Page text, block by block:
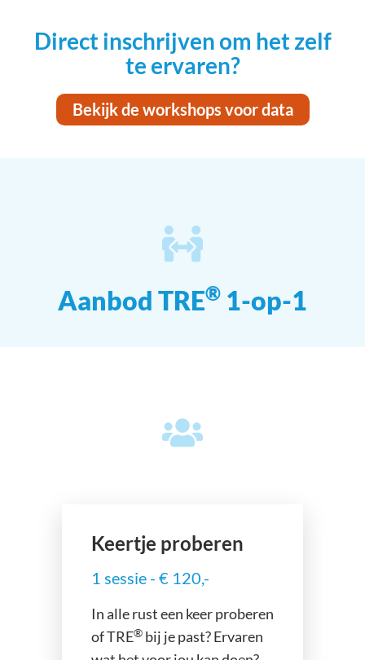
Direct inschrijven om het zelf
te ervaren?
Bekijk de workshops voor data
Aanbod TRE® 1-op-1
Keertje proberen
1 sessie - € 120,-
In alle rust een keer proberen
of TRE® bij je past? Ervaren